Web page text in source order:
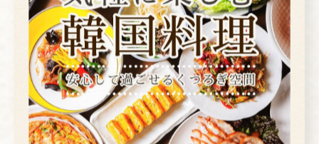
カテゴリー Categories
全てのカテゴリー
焼肉